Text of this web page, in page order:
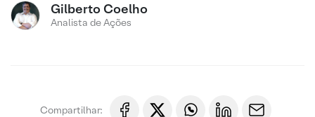
Gilberto Coelho
Analista de Ações
Compartilhar: